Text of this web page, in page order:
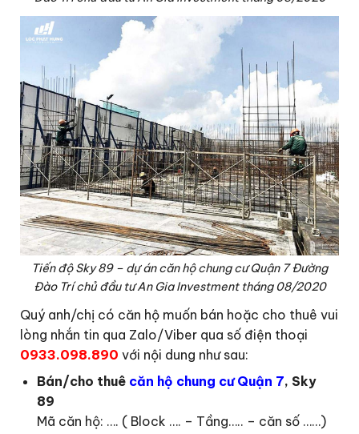
Tiến độ Sky 89 – dự án căn hộ chung cư Quận 7 Đường
Đào Trí chủ đầu tư An Gia Investment tháng 08/2020
Quý anh/chị có căn hộ muốn bán hoặc cho thuê vui
lòng nhắn tin qua Zalo/Viber qua số điện thoại
0933.098.890 với nội dung như sau:
Bán/cho thuê căn hộ chung cư Quận 7, Sky
89
Mã căn hộ: …. ( Block …. – Tầng….. – căn số ……)